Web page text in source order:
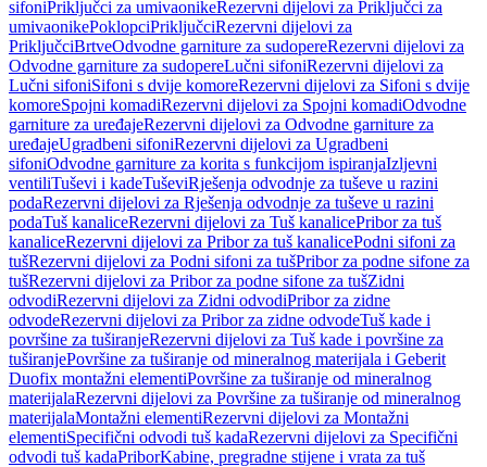
sifoniPriključci za umivaonikeRezervni dijelovi za Priključci za
umivaonikePoklopciPriključciRezervni dijelovi za
PriključciBrtveOdvodne garniture za sudopereRezervni dijelovi za
Odvodne garniture za sudopereLučni sifoniRezervni dijelovi za
Lučni sifoniSifoni s dvije komoreRezervni dijelovi za Sifoni s dvije
komoreSpojni komadiRezervni dijelovi za Spojni komadiOdvodne
garniture za uređajeRezervni dijelovi za Odvodne garniture za
uređajeUgradbeni sifoniRezervni dijelovi za Ugradbeni
sifoniOdvodne garniture za korita s funkcijom ispiranjaIzljevni
ventiliTuševi i kadeTuševiRješenja odvodnje za tuševe u razini
podaRezervni dijelovi za Rješenja odvodnje za tuševe u razini
podaTuš kanaliceRezervni dijelovi za Tuš kanalicePribor za tuš
kanaliceRezervni dijelovi za Pribor za tuš kanalicePodni sifoni za
tušRezervni dijelovi za Podni sifoni za tušPribor za podne sifone za
tušRezervni dijelovi za Pribor za podne sifone za tušZidni
odvodiRezervni dijelovi za Zidni odvodiPribor za zidne
odvodeRezervni dijelovi za Pribor za zidne odvodeTuš kade i
površine za tuširanjeRezervni dijelovi za Tuš kade i površine za
tuširanjePovršine za tuširanje od mineralnog materijala i Geberit
Duofix montažni elementiPovršine za tuširanje od mineralnog
materijalaRezervni dijelovi za Površine za tuširanje od mineralnog
materijalaMontažni elementiRezervni dijelovi za Montažni
elementiSpecifični odvodi tuš kadaRezervni dijelovi za Specifični
odvodi tuš kadaPriborKabine, pregradne stijene i vrata za tuš